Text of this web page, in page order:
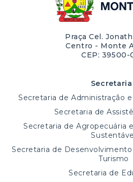
Praça Cel.
Centro - Monte
CEP: 39500-
Secretaria de Administração
Secretaria de
Secretaria de Agropecuária
Sustentável
Secretaria de
Turismo
Secretaria de